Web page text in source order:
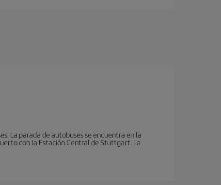
La parada de autobuses se encuentra en la
con la Estación Central de Stuttgart. La